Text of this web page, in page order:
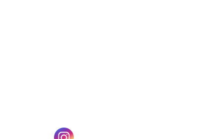
neuen Tab)(öffnet sich in einem neuen Tab)